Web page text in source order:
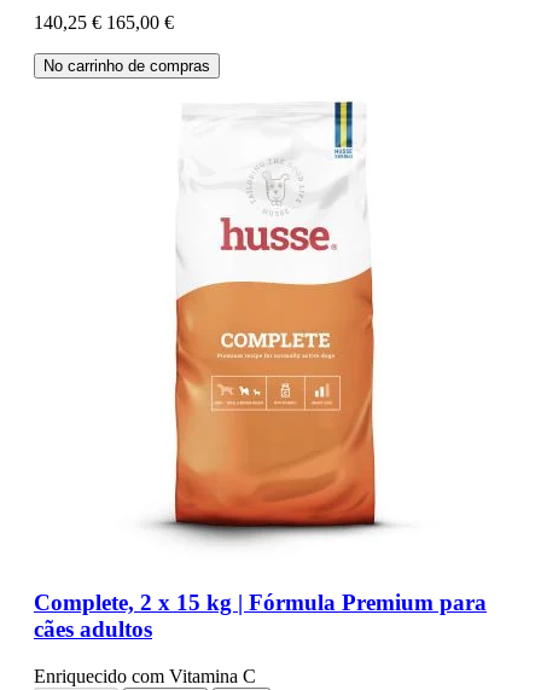
140,25 € 165,00 €
No carrinho de compras
Complete, 2 x 15 kg | Fórmula Premium para
cães adultos
Enriquecido com Vitamina C